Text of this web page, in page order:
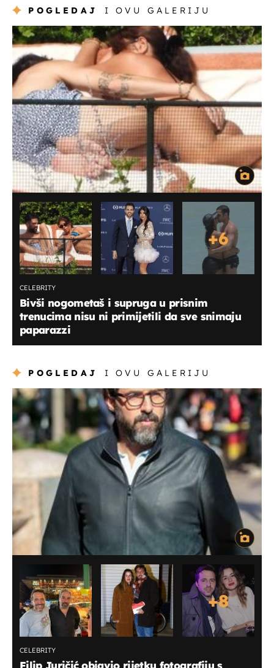
POGLEDAJ I OVU GALERIJU
+6
CELEBRITY
Bivši nogometaš i supruga u prisnim
trenucima nisu ni primijetili da sve snimaju
paparazzi
POGLEDAJ I OVU GALERIJU
+8
CELEBRITY
Filip Juričić objavio rijetku fotografiju s